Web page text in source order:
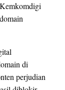
di
perjudian